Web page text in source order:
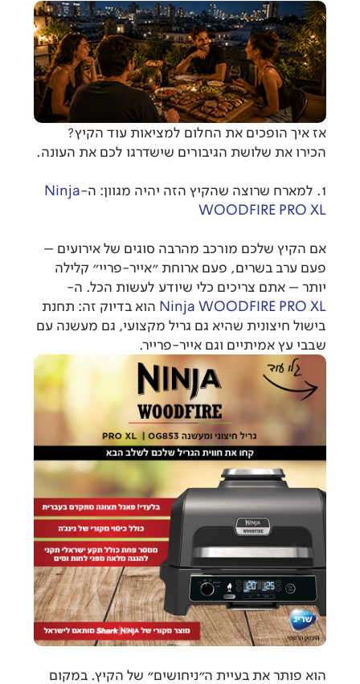
אז איך הופכים את החלום למציאות עוד הקיץ?
הכירו את שלושת הגיבורים שישדרגו לכם את העונה.
1. למארח שרוצה שהקיץ הזה יהיה מגוון: ה-
Ninja
WOODFIRE PRO XL
אם הקיץ שלכם מורכב מהרבה סוגים של אירועים –
פעם ערב בשרים, פעם ארוחת "אייר-פריי" קלילה
יותר – אתם צריכים כלי שיודע לעשות הכל. ה-
Ninja WOODFIRE PRO XL הוא בדיוק זה: תחנת
בישול חיצונית שהיא גם גריל מקצועי, גם מעשנה עם
שבבי עץ אמיתיים וגם אייר-פרייר.
הוא פותר את בעיית ה"ניחושים" של הקיץ. במקום